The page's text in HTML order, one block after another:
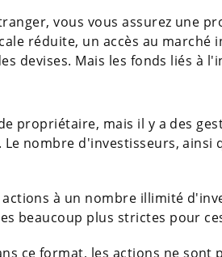
vous vous assurez une
réduite, un accès au marché
devises. Mais les fonds liés à
propriétaire, mais il y a des
nombre d'investisseurs, ainsi
actions à un nombre illimité
beaucoup plus strictes pour
ce format, les actions ne sont